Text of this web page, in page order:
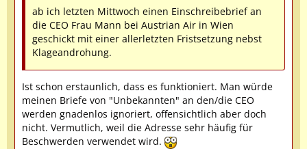
ab ich letzten Mittwoch einen Einschreibebrief an
die CEO Frau Mann bei Austrian Air in Wien
geschickt mit einer allerletzten Fristsetzung nebst
Klageandrohung.
Ist schon erstaunlich, dass es funktioniert. Man würde
meinen Briefe von "Unbekannten" an den/die CEO
werden gnadenlos ignoriert, offensichtlich aber doch
nicht. Vermutlich, weil die Adresse sehr häufig für
Beschwerden verwendet wird.